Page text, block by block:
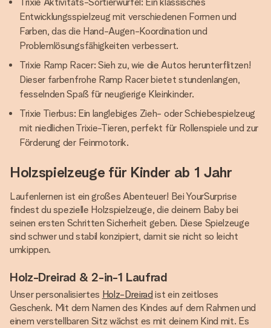
Entwicklungsspielzeug mit verschiedenen Formen und
Farben, das die Hand-Augen-Koordination und
Problemlösungsfähigkeiten verbessert.
Trixie Ramp Racer: Sieh zu, wie die Autos herunterflitzen!
Dieser farbenfrohe Ramp Racer bietet stundenlangen,
fesselnden Spaß für neugierige Kleinkinder.
Trixie Tierbus: Ein langlebiges Zieh- oder Schiebespielzeug
mit niedlichen Trixie-Tieren, perfekt für Rollenspiele und zur
Förderung der Feinmotorik.
Holzspielzeuge für Kinder ab 1 Jahr
Laufenlernen ist ein großes Abenteuer! Bei YourSurprise
findest du spezielle Holzspielzeuge, die deinem Baby bei
seinen ersten Schritten Sicherheit geben. Diese Spielzeuge
sind schwer und stabil konzipiert, damit sie nicht so leicht
umkippen.
Holz-Dreirad & 2-in-1 Laufrad
Unser personalisiertes Holz-Dreirad ist ein zeitloses
Geschenk. Mit dem Namen des Kindes auf dem Rahmen und
einem verstellbaren Sitz wächst es mit deinem Kind mit. Es